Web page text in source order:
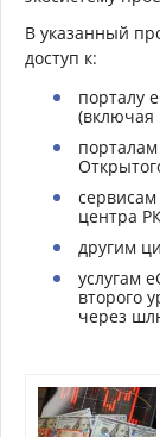
В указанный
доступ к:
порталу
(включая
центра
другим
услугам
второго
через